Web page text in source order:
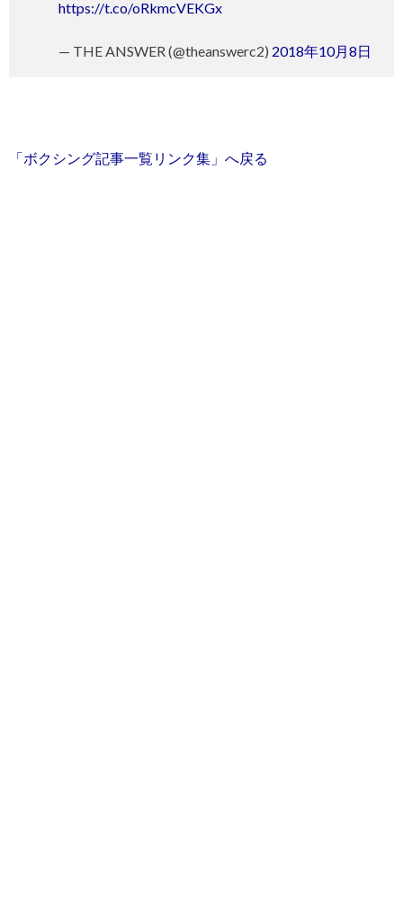
https://t.co/oRkmcVEKGx
— THE ANSWER (@theanswerc2) 2018年10月8日
「ボクシング記事一覧リンク集」へ戻る